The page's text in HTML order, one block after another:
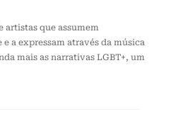
artistas que assumem
a expressam através da música
mais as narrativas LGBT+, um